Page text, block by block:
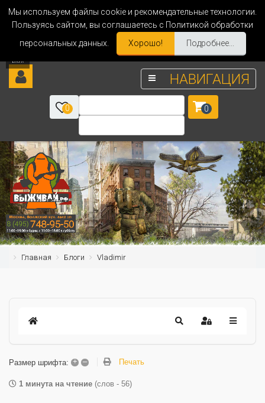
Мы используем файлы cookie и рекомендательные технологии.
Пользуясь сайтом, вы соглашаетесь с Политикой обработки
персональных данных.
Хорошо! Подробнее...
НАВИГАЦИЯ
0 0
Главная Блоги Vladimir
Размер шрифта: + – Печать
1 минута на чтение (слов - 56)